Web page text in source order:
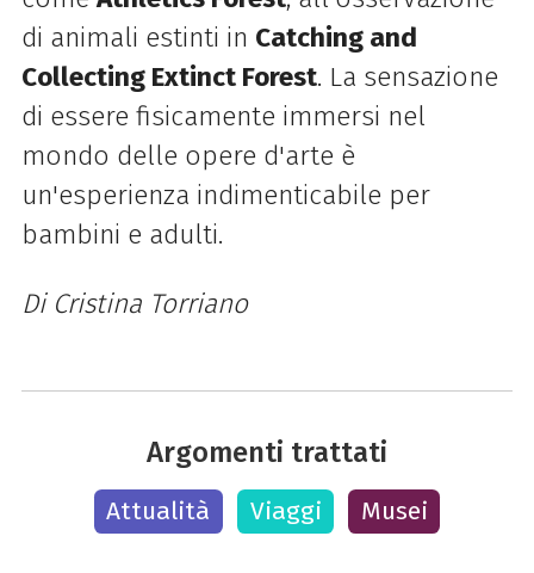
di animali estinti in Catching and
Collecting Extinct Forest. La sensazione
di essere fisicamente immersi nel
mondo delle opere d'arte è
un'esperienza indimenticabile per
bambini e adulti.
Di Cristina Torriano
Argomenti trattati
Attualità Viaggi Musei